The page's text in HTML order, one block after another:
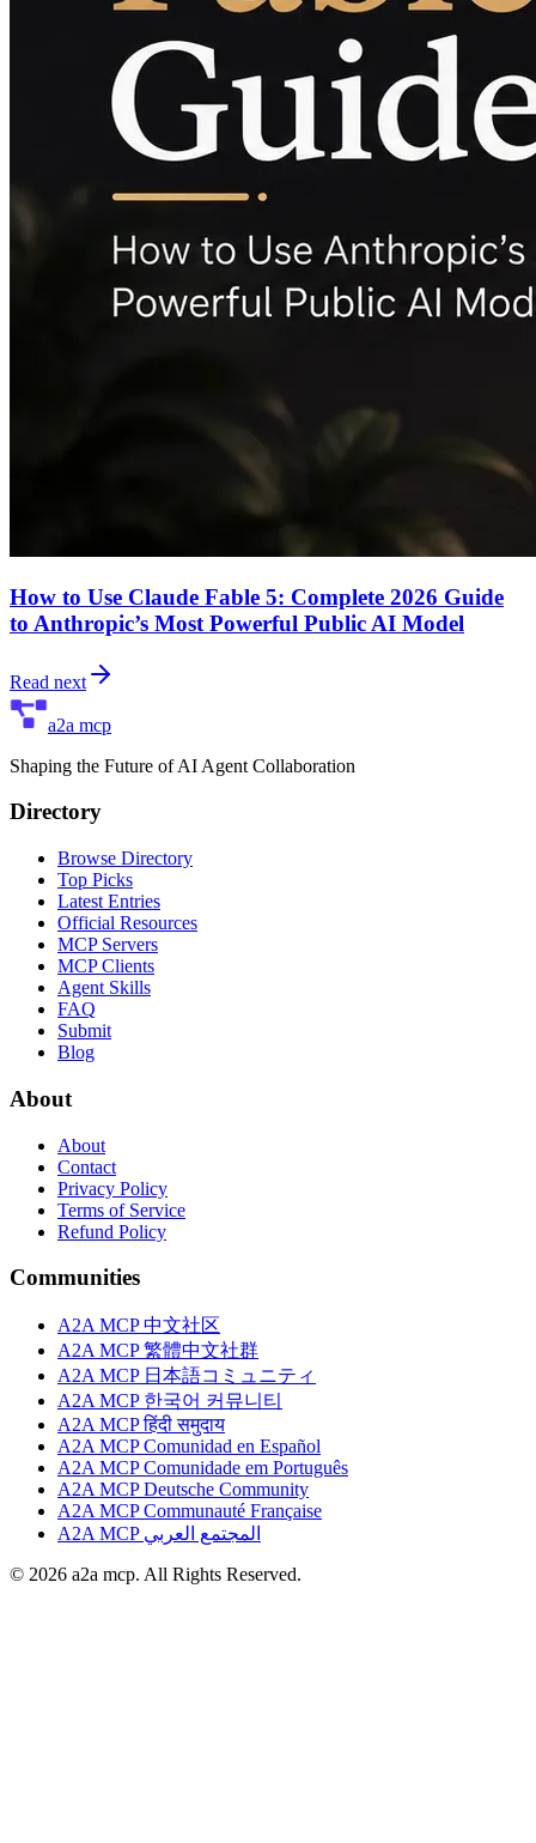
How to Use Claude Fable 5: Complete 2026 Guide
to Anthropic’s Most Powerful Public AI Model
Read next
a2a mcp
Shaping the Future of AI Agent Collaboration
Directory
Browse Directory
Top Picks
Latest Entries
Official Resources
MCP Servers
MCP Clients
Agent Skills
FAQ
Submit
Blog
About
About
Contact
Privacy Policy
Terms of Service
Refund Policy
Communities
A2A MCP 中文社区
A2A MCP 繁體中文社群
A2A MCP 日本語コミュニティ
A2A MCP 한국어 커뮤니티
A2A MCP हिंदी समुदाय
A2A MCP Comunidad en Español
A2A MCP Comunidade em Português
A2A MCP Deutsche Community
A2A MCP Communauté Française
A2A MCP المجتمع العربي
© 2026 a2a mcp. All Rights Reserved.